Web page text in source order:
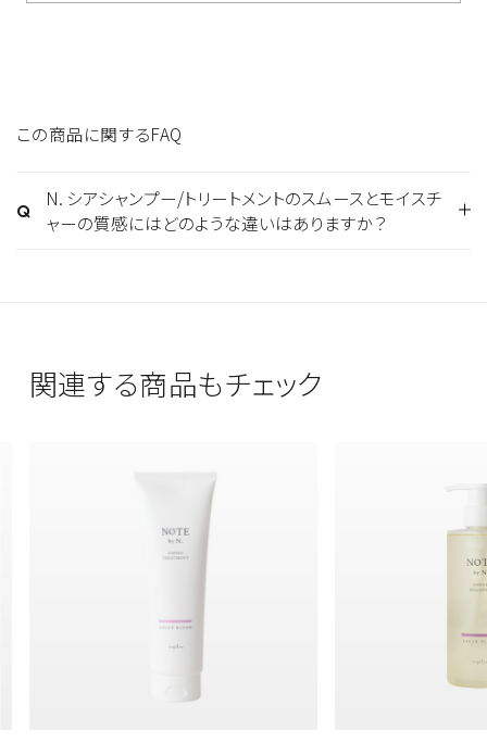
この商品に関するFAQ
N. シアシャンプー/トリートメントのスムースとモイスチ
ャーの質感にはどのような違いはありますか？
スムースタイプはハリコシを感じるような仕上がり、モ
関連する商品もチェック